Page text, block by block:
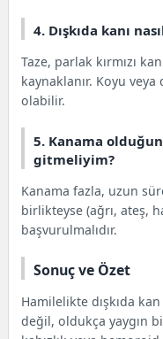
4. Dışkıda kanı
Taze, parlak kırmızı
kaynaklanır. Koyu veya
olabilir.
5. Kanama
gitmeliyim?
Kanama fazla, uzun
birlikteyse (ağrı, ateş,
başvurulmalıdır.
Sonuç ve Özet
Hamilelikte dışkıda
değil, oldukça yaygın